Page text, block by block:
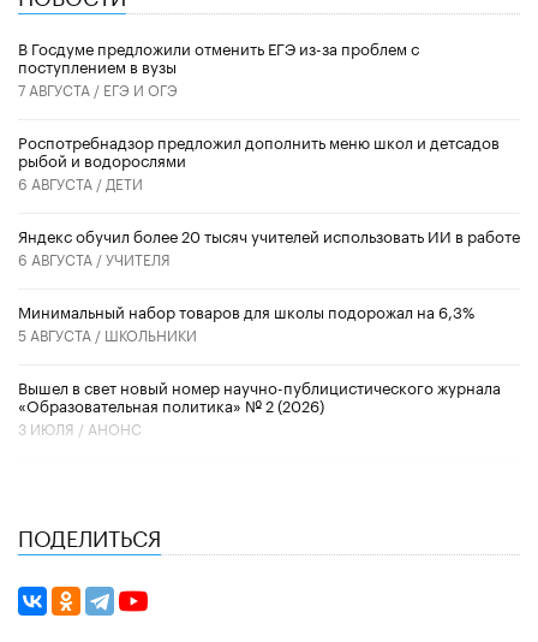
В Госдуме предложили отменить ЕГЭ из-за проблем с
поступлением в вузы
7 АВГУСТА / ЕГЭ И ОГЭ
Роспотребнадзор предложил дополнить меню школ и детсадов
рыбой и водорослями
6 АВГУСТА / ДЕТИ
​Яндекс обучил более 20 тысяч учителей использовать ИИ в работе
6 АВГУСТА /УЧИТЕЛЯ
Минимальный набор товаров для школы подорожал на 6,3%
5 АВГУСТА / ШКОЛЬНИКИ
Вышел в свет новый номер научно-публицистического журнала
«Образовательная политика» № 2 (2026)
3 ИЮЛЯ / АНОНС
ПОДЕЛИТЬСЯ